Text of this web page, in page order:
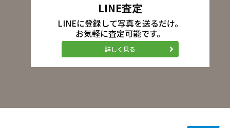
LINE査定
LINEに登録して写真を送るだけ。
お気軽に査定可能です。
詳しく見る